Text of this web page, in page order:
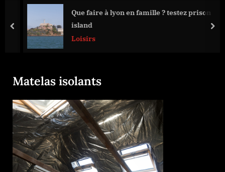
Que faire à lyon en famille ? testez prison
island
Loisirs
prev
Matelas isolants